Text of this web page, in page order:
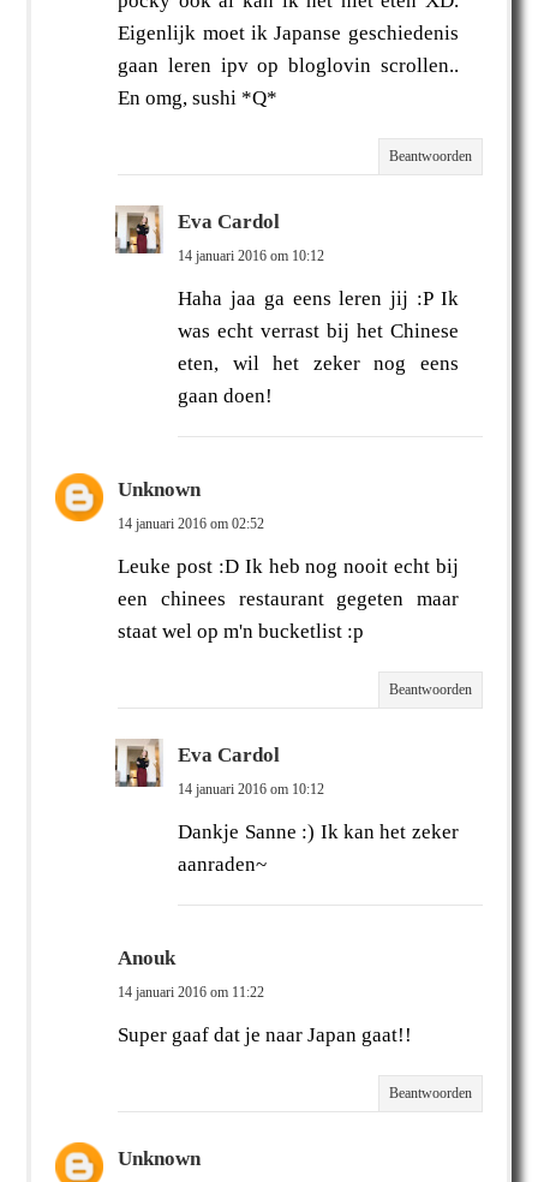
Eigenlijk moet ik Japanse geschiedenis
gaan leren ipv op bloglovin scrollen..
En omg, sushi *Q*
Beantwoorden
Eva Cardol
14 januari 2016 om 10:12
Haha jaa ga eens leren jij :P Ik
was echt verrast bij het Chinese
eten, wil het zeker nog eens
gaan doen!
Unknown
14 januari 2016 om 02:52
Leuke post :D Ik heb nog nooit echt bij
een chinees restaurant gegeten maar
staat wel op m'n bucketlist :p
Beantwoorden
Eva Cardol
14 januari 2016 om 10:12
Dankje Sanne :) Ik kan het zeker
aanraden~
Anouk
14 januari 2016 om 11:22
Super gaaf dat je naar Japan gaat!!
Beantwoorden
Unknown